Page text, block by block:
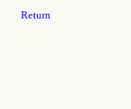
Return